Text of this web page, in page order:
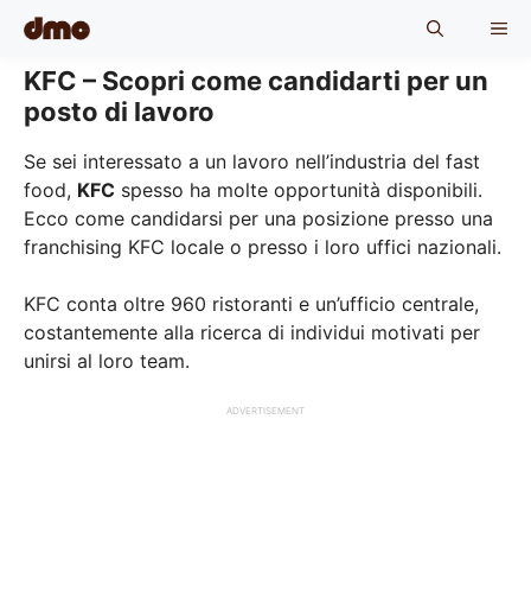
Skip
content
KFC – Scopri come candidarti per un
posto di lavoro
Se sei interessato a un lavoro nell’industria del fast
food, KFC spesso ha molte opportunità disponibili.
Ecco come candidarsi per una posizione presso una
franchising KFC locale o presso i loro uffici nazionali.
KFC conta oltre 960 ristoranti e un’ufficio centrale,
costantemente alla ricerca di individui motivati per
unirsi al loro team.
ADVERTISEMENT